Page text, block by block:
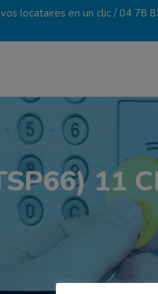
locataires en un clic /04 78
11